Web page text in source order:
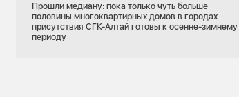
Прошли медиану: пока только чуть больше
половины многоквартирных домов в городах
присутствия СГК-Алтай готовы к осенне-зимнему
периоду